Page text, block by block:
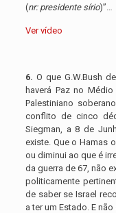
(nr: presidente sírio)”…
Ver vídeo
6. O que G.W.Bush
haverá Paz no
Palestiniano
conflito de cinco
Siegman, a 8 de
existe. Que o Hamas
ou diminui ao que é
da guerra de 67, não
politicamente
de saber se Israel
a ter um Estado. E não